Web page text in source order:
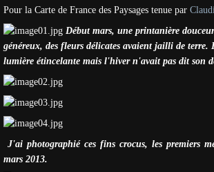
Pour la Carte de France des Paysages tenue par
Début mars, une printanière
généreux, des fleurs délicates avaient jailli de
lumière étincelante mais l'hiver n'avait pas dit son
J'ai photographié ces fins crocus, les premiers
mars 2013.